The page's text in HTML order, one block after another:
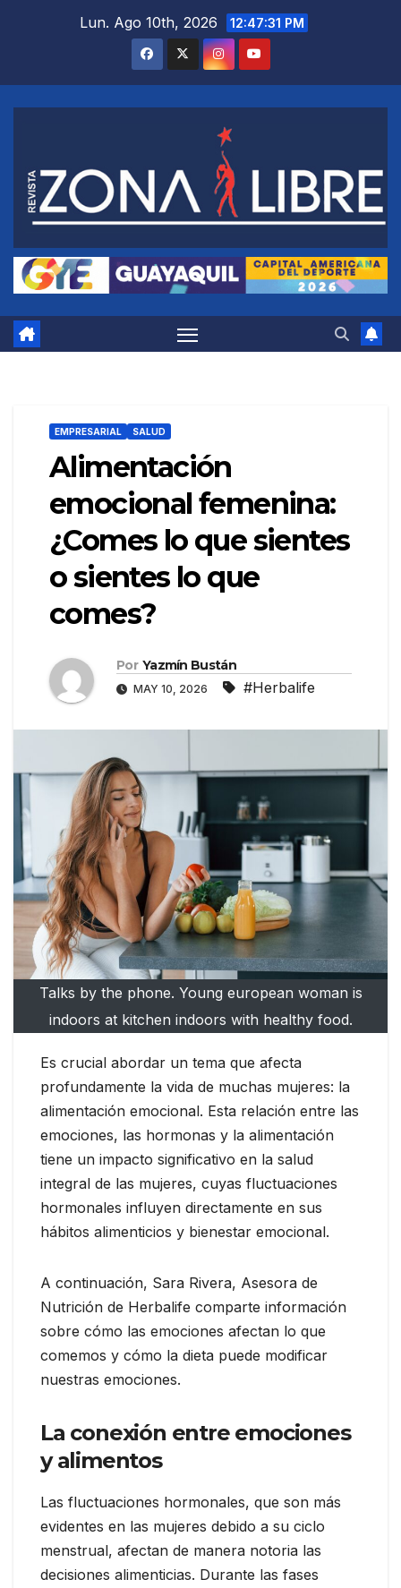
Lun. Ago 10th, 2026 12:47:32 PM
EMPRESARIAL SALUD
Alimentación
emocional femenina:
¿Comes lo que sientes
o sientes lo que
comes?
Por Yazmín Bustán
MAY 10, 2026 #Herbalife
Talks by the phone. Young european woman is
indoors at kitchen indoors with healthy food.
Es crucial abordar un tema que afecta
profundamente la vida de muchas mujeres: la
alimentación emocional. Esta relación entre las
emociones, las hormonas y la alimentación
tiene un impacto significativo en la salud
integral de las mujeres, cuyas fluctuaciones
hormonales influyen directamente en sus
hábitos alimenticios y bienestar emocional.
A continuación, Sara Rivera, Asesora de
Nutrición de Herbalife comparte información
sobre cómo las emociones afectan lo que
comemos y cómo la dieta puede modificar
nuestras emociones.
La conexión entre emociones
y alimentos
Las fluctuaciones hormonales, que son más
evidentes en las mujeres debido a su ciclo
menstrual, afectan de manera notoria las
decisiones alimenticias. Durante las fases